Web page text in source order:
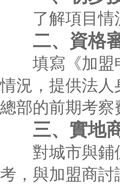
了解項目情況
二、資格
填寫《加盟申
情況，提供法
總部的前期考察
三、實地
對城市與鋪位
考，與加盟商